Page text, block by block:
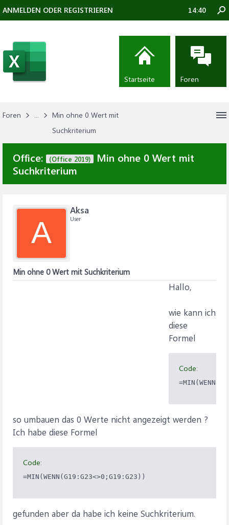
Foren ...
Min ohne 0 Wert mit
Suchkriterium
Office: (Office 2019)
Min ohne 0 Wert mit
Suchkriterium
A
Aksa
User
Min ohne 0 Wert mit Suchkriterium
Hallo,
wie kann ich
diese
Formel
Code:
so umbauen das 0 Werte nicht angezeigt werden ?
Ich habe diese Formel
Code:
=MIN(WENN(G19:G23<>0;G19:G23))
gefunden aber da habe ich keine Suchkriterium.
ANMELDEN ODER REGISTRIEREN 14:40
Startseite Foren